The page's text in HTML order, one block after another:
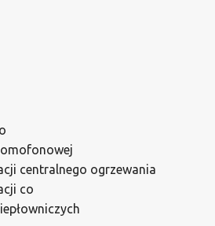
centralnego ogrzewania
co